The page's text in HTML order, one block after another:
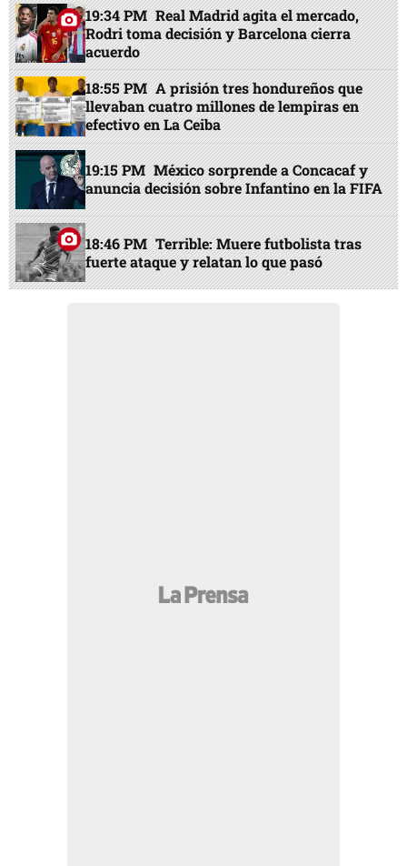
19:34 PM Real Madrid agita el mercado,
Rodri toma decisión y Barcelona cierra
acuerdo
18:55 PM A prisión tres hondureños que
llevaban cuatro millones de lempiras en
efectivo en La Ceiba
19:15 PM México sorprende a Concacaf y
anuncia decisión sobre Infantino en la FIFA
18:46 PM Terrible: Muere futbolista tras
fuerte ataque y relatan lo que pasó